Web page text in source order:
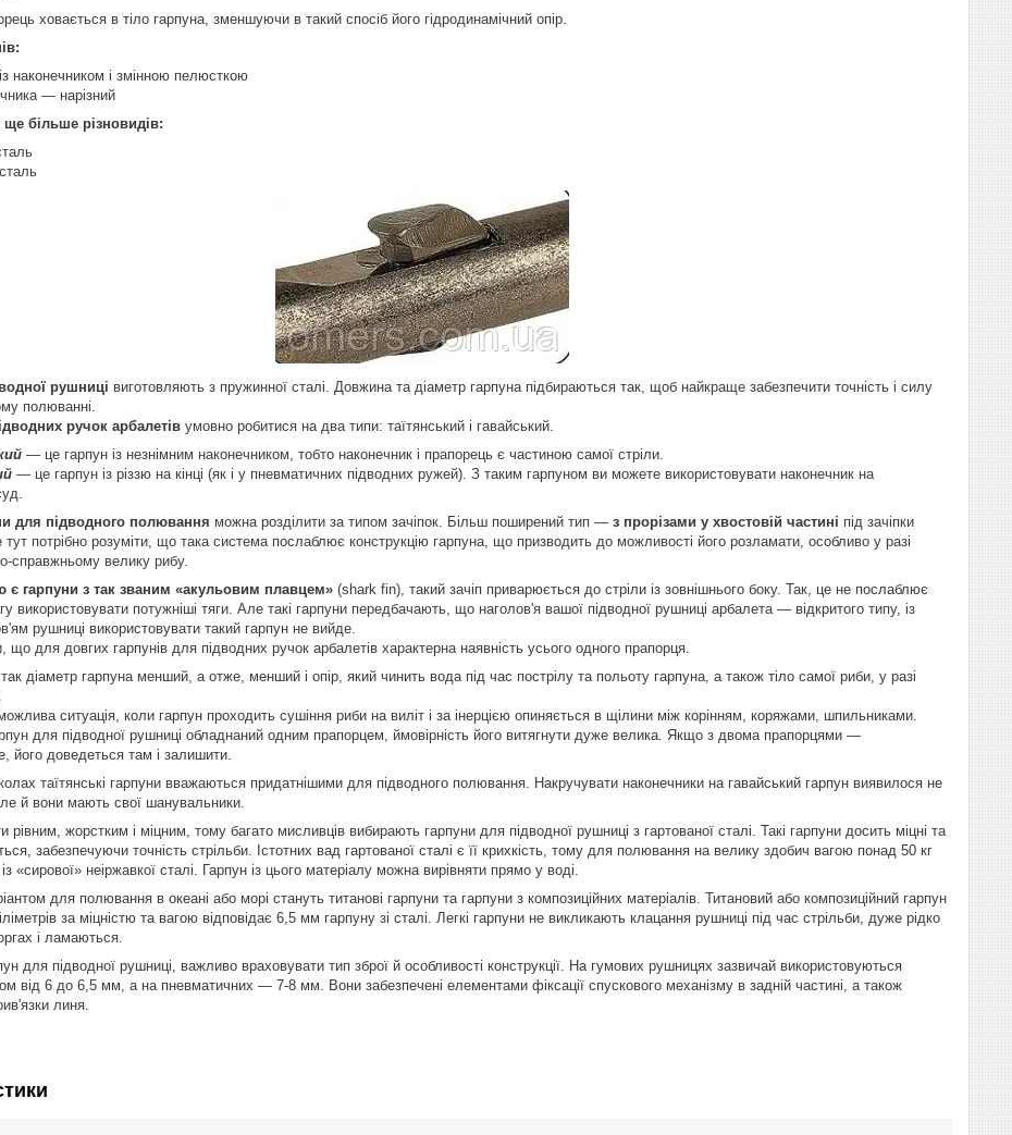
ховається в тіло гарпуна, зменшуючи в такий спосіб його гідродинамічний опір.
наконечником і змінною пелюсткою
— нарізний
більше різновидів:
рушниці виготовляють з пружинної сталі. Довжина та діаметр гарпуна підбираються так, щоб найкраще забезпечити точність і силу
полюванні.
ручок арбалетів умовно робитися на два типи: таїтянський і гавайський.
— це гарпун із незнімним наконечником, тобто наконечник і прапорець є частиною самої стріли.
— це гарпун із різзю на кінці (як і у пневматичних підводних ружей). З таким гарпуном ви можете використовувати наконечник на
для підводного полювання можна розділити за типом зачіпок. Більш поширений тип — з прорізами у хвостовій частині під зачіпки
тут потрібно розуміти, що така система послаблює конструкцію гарпуна, що призводить до можливості його розламати, особливо у разі
справжньому велику рибу.
є гарпуни з так званим «акульовим плавцем» (shark fin), такий зачіп приварюється до стріли із зовнішнього боку. Так, це не послаблює
використовувати потужніші тяги. Але такі гарпуни передбачають, що наголов'я вашої підводної рушниці арбалета — відкритого типу, із
рушниці використовувати такий гарпун не вийде.
що для довгих гарпунів для підводних ручок арбалетів характерна наявність усього одного прапорця.
діаметр гарпуна менший, а отже, менший і опір, який чинить вода під час пострілу та польоту гарпуна, а також тіло самої риби, у разі
ситуація, коли гарпун проходить сушіння риби на виліт і за інерцією опиняється в щілини між корінням, коряжами, шпильниками.
для підводної рушниці обладнаний одним прапорцем, ймовірність його витягнути дуже велика. Якщо з двома прапорцями —
його доведеться там і залишити.
таїтянські гарпуни вважаються придатнішими для підводного полювання. Накручувати наконечники на гавайський гарпун виявилося не
й вони мають свої шанувальники.
рівним, жорстким і міцним, тому багато мисливців вибирають гарпуни для підводної рушниці з гартованої сталі. Такі гарпуни досить міцні та
забезпечуючи точність стрільби. Істотних вад гартованої сталі є її крихкість, тому для полювання на велику здобич вагою понад 50 кг
«сирової» неіржавкої сталі. Гарпун із цього матеріалу можна вирівняти прямо у воді.
для полювання в океані або морі стануть титанові гарпуни та гарпуни з композиційних матеріалів. Титановий або композиційний гарпун
за міцністю та вагою відповідає 6,5 мм гарпуну зі сталі. Легкі гарпуни не викликають клацання рушниці під час стрільби, дуже рідко
і ламаються.
для підводної рушниці, важливо враховувати тип зброї й особливості конструкції. На гумових рушницях зазвичай використовуються
від 6 до 6,5 мм, а на пневматичних — 7-8 мм. Вони забезпечені елементами фіксації спускового механізму в задній частині, а також
линя.